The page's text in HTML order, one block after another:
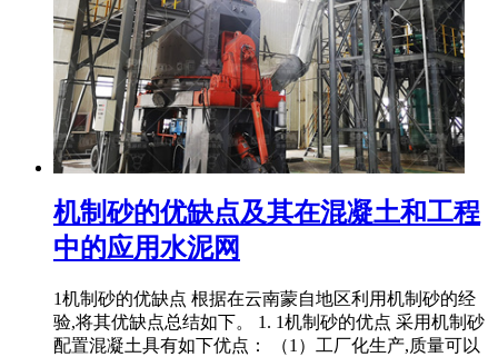
机制砂的优缺点及其在混凝土和工程
中的应用水泥网
1机制砂的优缺点 根据在云南蒙自地区利用机制砂的经
验,将其优缺点总结如下。 1. 1机制砂的优点 采用机制砂
配置混凝土具有如下优点： （1）工厂化生产,质量可以